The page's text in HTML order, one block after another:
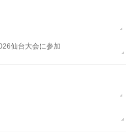
仙台大会に参加